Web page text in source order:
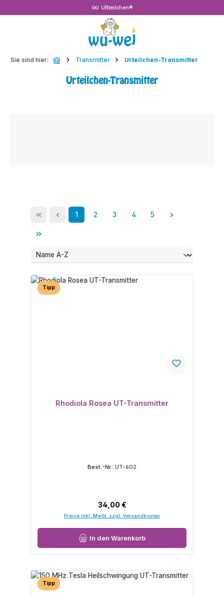
URteilchen®
Sie sind hier: Transmitter Urteilchen-Transmitter
Urteilchen-Transmitter
Seite
1 Seite
2 Seite
3 Seite
4 Seite
5
Tipp
Rhodiola Rosea UT-Transmitter
Best.-Nr.: UT-602
Regulärer Preis:
34,00 €
Preise inkl. MwSt. zzgl. Versandkosten
In den Warenkorb
Tipp